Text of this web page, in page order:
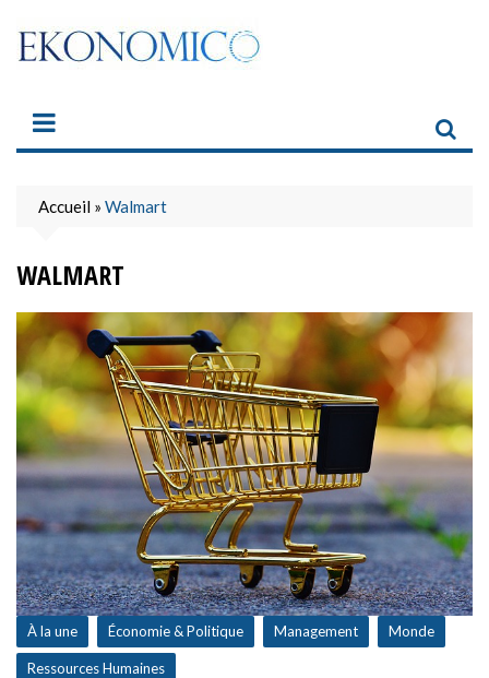
content
Accueil » Walmart
WALMART
À la une Économie & Politique Management Monde
Ressources Humaines